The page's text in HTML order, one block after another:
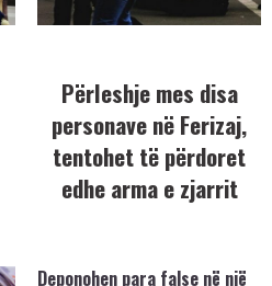
Përleshje mes disa
personave në Ferizaj,
tentohet të përdoret
edhe arma e zjarrit
Deponohen para false në një